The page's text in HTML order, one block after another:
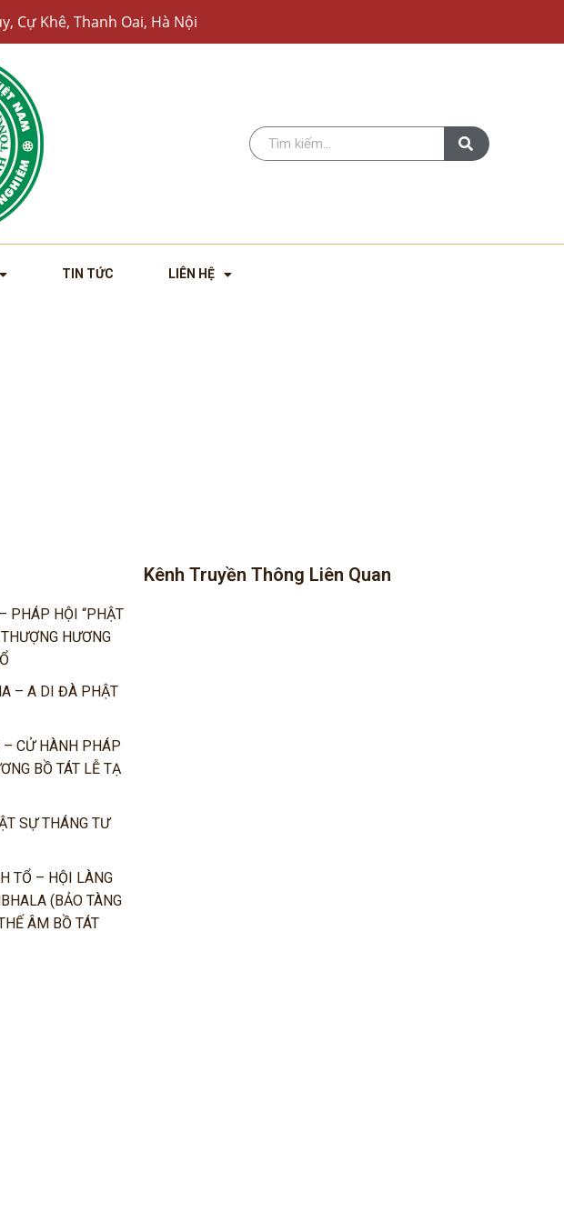
Cự Khê, Thanh Oai, Hà Nội
TIN TỨC LIÊN HỆ
PHÁP HỘI “PHẬT
HƯƠNG
– A DI ĐÀ PHẬT
– CỬ HÀNH PHÁP
BỒ TÁT LỄ TẠ
SỰ THÁNG TƯ
TỔ – HỘI LÀNG
(BẢO TÀNG
ÂM BỒ TÁT
Kênh Truyền Thông Liên Quan